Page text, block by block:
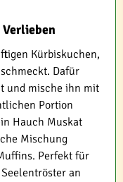
Kürbiskuchen,
Dafür
und mische ihn mit
Portion
Hauch Muskat
Mischung
Perfekt für
an